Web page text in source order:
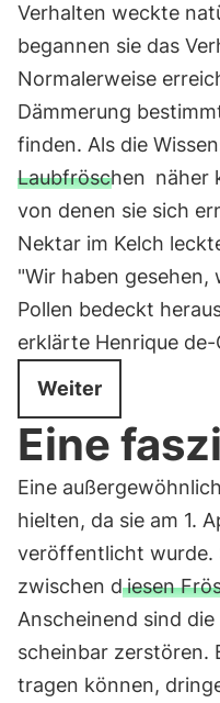
Verhalten weckte
begannen sie das
Normalerweise
Dämmerung
finden. Als die
Laubfröschen näher
von denen sie sich
Nektar im Kelch
"Wir haben gesehen,
Pollen bedeckt
erklärte Henrique
Weiter
Eine
Eine
hielten, da sie am 1.
veröffentlicht wurde.
zwischen d iesen
Anscheinend sind
scheinbar zerstören.
tragen können,